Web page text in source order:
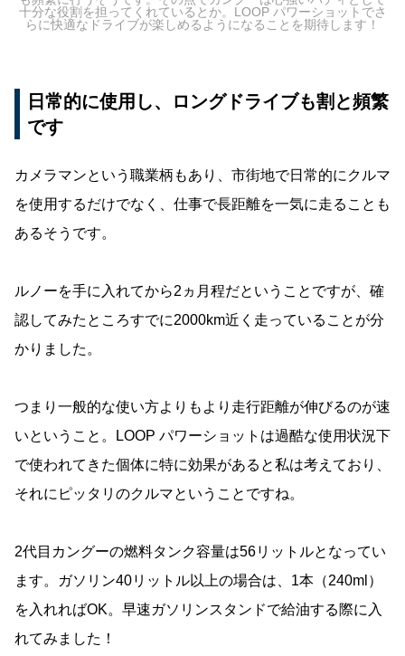
十分な役割を担ってくれているとか。LOOP パワーショットでさ
らに快適なドライブが楽しめるようになることを期待します！
日常的に使用し、ロングドライブも割と頻繁
です
カメラマンという職業柄もあり、市街地で日常的にクルマ
を使用するだけでなく、仕事で長距離を一気に走ることも
あるそうです。
ルノーを手に入れてから2ヵ月程だということですが、確
認してみたところすでに2000km近く走っていることが分
かりました。
つまり一般的な使い方よりもより走行距離が伸びるのが速
いということ。LOOP パワーショットは過酷な使用状況下
で使われてきた個体に特に効果があると私は考えており、
それにピッタリのクルマということですね。
2代目カングーの燃料タンク容量は56リットルとなってい
ます。ガソリン40リットル以上の場合は、1本（240ml）
を入れればOK。早速ガソリンスタンドで給油する際に入
れてみました！